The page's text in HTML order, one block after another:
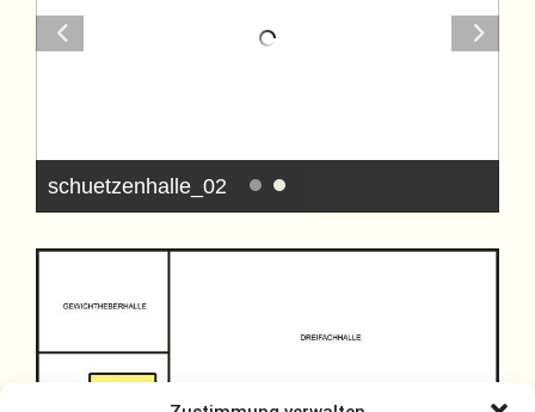
schuetzenhalle_02